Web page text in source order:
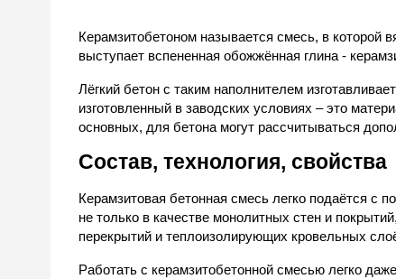
Керамзитобетоном называется смесь, в
выступает вспененная обожжённая глина -
Лёгкий бетон с таким наполнителем
изготовленный в заводских условиях – это
основных, для бетона могут рассчитываться
Состав, технология, свойства
Керамзитовая бетонная смесь легко подаётся с
не только в качестве монолитных стен и
перекрытий и теплоизолирующих кровельных
Работать с керамзитобетонной смесью легко